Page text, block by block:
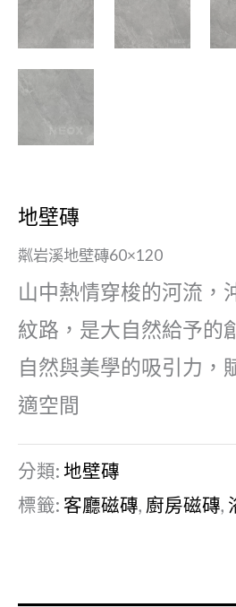
地壁磚
粼岩溪地壁磚60×120
山中熱情穿梭的河流，
紋路，是大自然給予的
自然與美學的吸引力，
適空間
分類: 地壁磚
標籤: 客廳磁磚, 廚房磁磚,